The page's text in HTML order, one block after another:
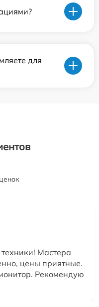
для
Мастера
цены приятные.
Рекомендую